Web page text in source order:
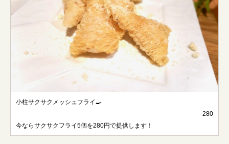
小柱サクサクメッシュフライ🍳
280
今ならサクサクフライ5個を280円で提供します！